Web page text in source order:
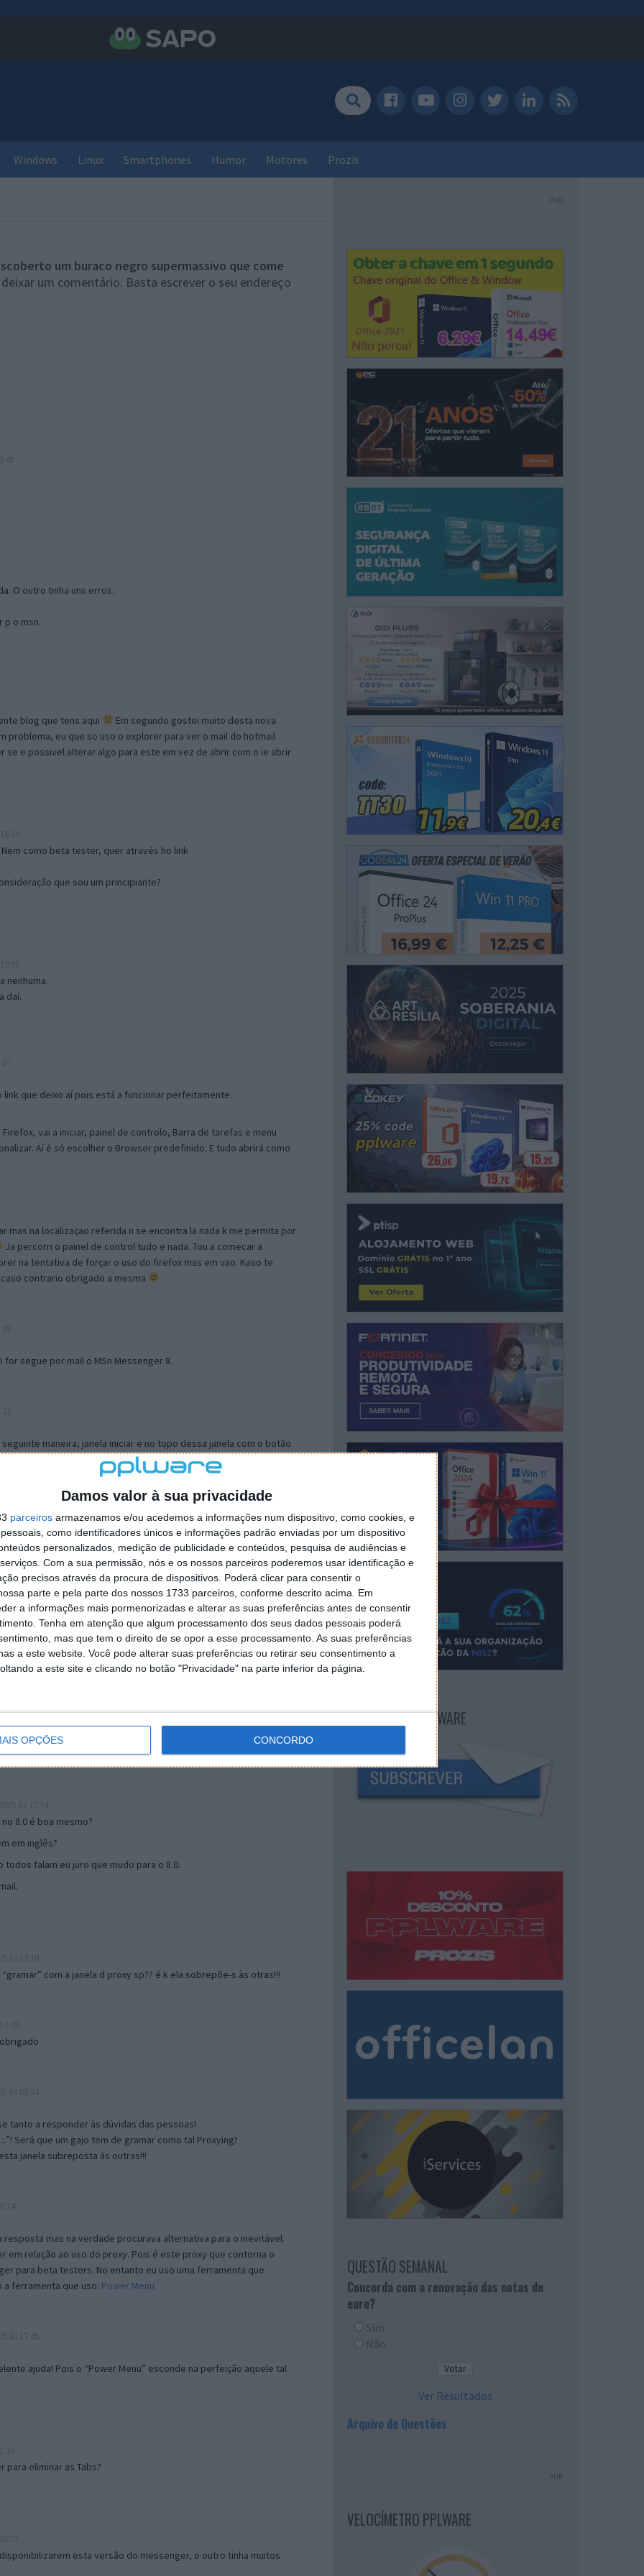
Damos valor à sua privacidade
parceiros armazenamos e/ou acedemos a informações num dispositivo, como cookies, e
como identificadores únicos e informações padrão enviadas por um dispositivo
personalizados, medição de publicidade e conteúdos, pesquisa de audiências e
Com a sua permissão, nós e os nossos parceiros poderemos usar identificação e
precisos através da procura de dispositivos. Poderá clicar para consentir o
parte e pela parte dos nossos 1733 parceiros, conforme descrito acima. Em
a informações mais pormenorizadas e alterar as suas preferências antes de consentir
Tenha em atenção que algum processamento dos seus dados pessoais poderá
mas que tem o direito de se opor a esse processamento. As suas preferências
a este website. Você pode alterar suas preferências ou retirar seu consentimento a
a este site e clicando no botão "Privacidade" na parte inferior da página.
OPÇÕES CONCORDO
Windows Linux Smartphones Humor Motores Prozis
um buraco negro supermassivo que come
um comentário. Basta escrever o seu endereço
O outro tinha uns erros.
p o msn.
blog que tens aqui
Em segundo gostei muito desta nova
problema, eu que so uso o explorer para ver o mail do hotmail
se e possivel alterar algo para este em vez de abrir com o ie abrir
como beta tester, quer através ho link
que sou um principiante?
nenhuma.
daí.
que deixo aí pois está a funcionar perfeitamente.
vai a iniciar, painel de controlo, Barra de tarefas e menu
Aí é só escolher o Browser predefinido. E tudo abrirá como
mas na localizaçao referida n se encontra la nada k me permita por
Ja percorri o painel de control tudo e nada. Tou a comecar a
na tentativa de forçar o uso do firefox mas em vao. Kaso te
contrario obrigado a mesma
for segue por mail o MSn Messenger 8.
maneira, janela iniciar e no topo dessa janela com o botão
separador Menu ‘Iniciar’ clica no botão ‘Personalizar’ aí
escolheres o Browser com que queres navegar e o gestor de
ao teu Firefox e nas ferramentas ou tools escolhes ‘Opções’ ou
e logo perto do fim encontras um local para colocares um visto
é o browser predefinido.
mail algum.
17:00
8.0 é boa mesmo?
em inglês?
falam eu juro que mudo para o 8.0.
com a janela d proxy sp?? é k ela sobrepõe-s às otras!!!
tanto a responder às dúvidas das pessoas!
Será que um gajo tem de gramar como tal Proxying?
janela subreposta às outras!!!
mas na verdade procurava alternativa para o inevitável.
em relação ao uso do proxy. Pois é este proxy que contorna o
para beta testers. No entanto eu uso uma ferramenta que
ferramenta que uso: Power Menu
ajuda! Pois o “Power Menu” esconde na perfeição aquele tal
para eliminar as Tabs?
esta versão do messenger, o outro tinha muitos
PUB
NEWSLETTER PPLWARE
QUESTÃO SEMANAL
Concorda com a renovação das notas de
euro?
Sim
Não
Ver Resultados
Arquivo de Questões
PUB
VELOCÍMETRO PPLWARE